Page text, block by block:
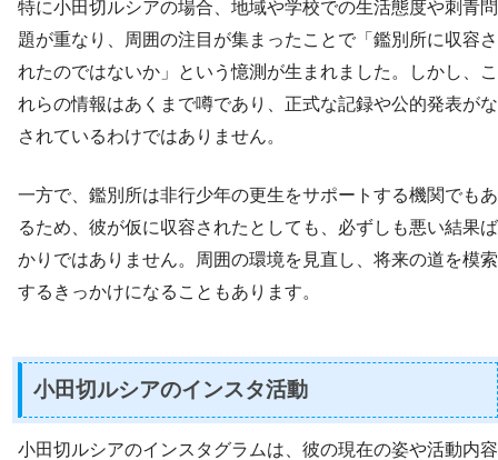
特に小田切ルシアの場合、地域や学校での生活態度や刺青問
題が重なり、周囲の注目が集まったことで「鑑別所に収容さ
れたのではないか」という憶測が生まれました。しかし、こ
れらの情報はあくまで噂であり、正式な記録や公的発表がな
されているわけではありません。
一方で、鑑別所は非行少年の更生をサポートする機関でもあ
るため、彼が仮に収容されたとしても、必ずしも悪い結果ば
かりではありません。周囲の環境を見直し、将来の道を模索
するきっかけになることもあります。
小田切ルシアのインスタ活動
小田切ルシアのインスタグラムは、彼の現在の姿や活動内容